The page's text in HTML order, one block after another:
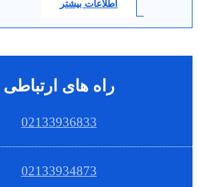
اطلاعات بیشتر
راه های ارتباطی
02133936833
02133934873